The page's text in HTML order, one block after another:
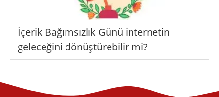
İçerik Bağımsızlık Günü internetin
geleceğini dönüştürebilir mi?